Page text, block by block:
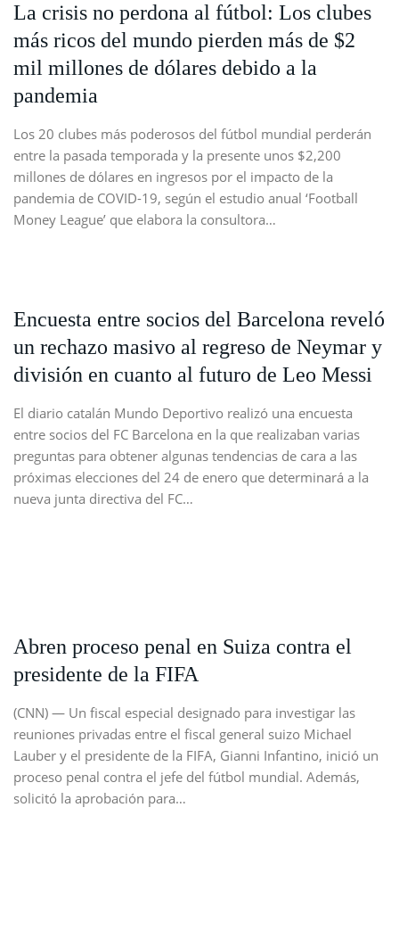
La crisis no perdona al fútbol: Los clubes
más ricos del mundo pierden más de $2
mil millones de dólares debido a la
pandemia
Los 20 clubes más poderosos del fútbol mundial perderán
entre la pasada temporada y la presente unos $2,200
millones de dólares en ingresos por el impacto de la
pandemia de COVID-19, según el estudio anual ‘Football
Money League’ que elabora la consultora…
Encuesta entre socios del Barcelona reveló
un rechazo masivo al regreso de Neymar y
división en cuanto al futuro de Leo Messi
El diario catalán Mundo Deportivo realizó una encuesta
entre socios del FC Barcelona en la que realizaban varias
preguntas para obtener algunas tendencias de cara a las
próximas elecciones del 24 de enero que determinará a la
nueva junta directiva del FC…
Abren proceso penal en Suiza contra el
presidente de la FIFA
(CNN) — Un fiscal especial designado para investigar las
reuniones privadas entre el fiscal general suizo Michael
Lauber y el presidente de la FIFA, Gianni Infantino, inició un
proceso penal contra el jefe del fútbol mundial. Además,
solicitó la aprobación para…